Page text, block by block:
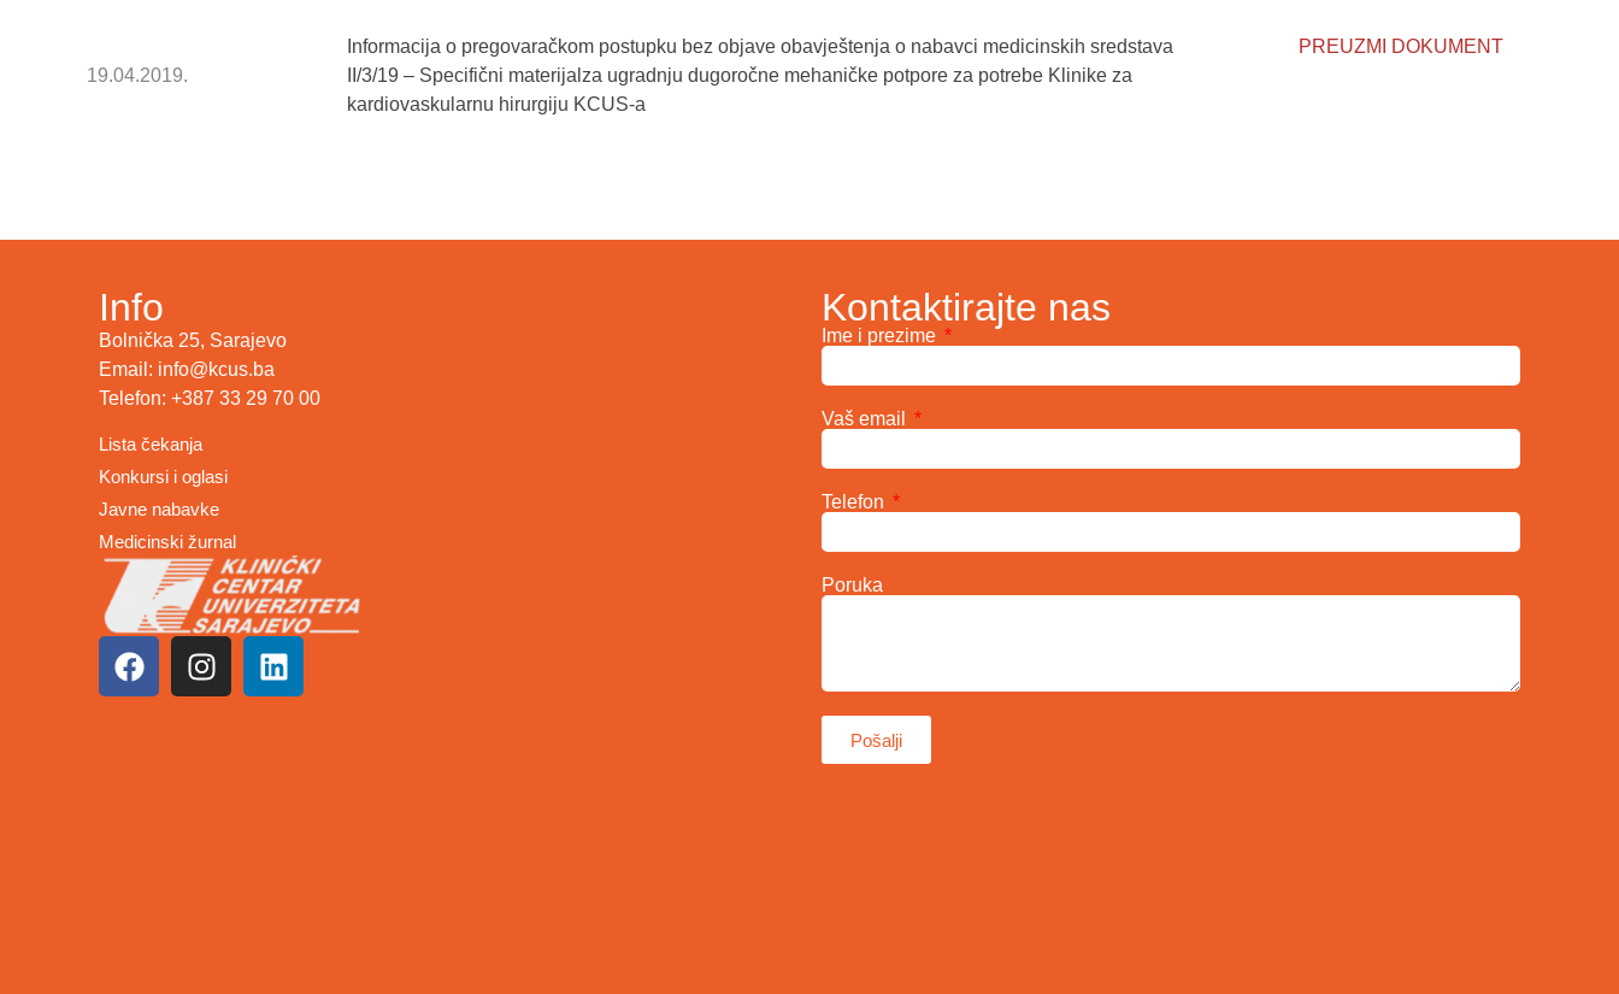
19.04.2019.
Informacija o pregovaračkom postupku bez objave obavještenja o nabavci medicinskih sredstava
II/3/19 – Specifični materijalza ugradnju dugoročne mehaničke potpore za potrebe Klinike za
kardiovaskularnu hirurgiju KCUS-a
PREUZMI DOKUMENT
Info
Bolnička 25, Sarajevo
Email: info@kcus.ba
Telefon: +387 33 29 70 00
Lista čekanja
Konkursi i oglasi
Javne nabavke
Medicinski žurnal
Kontaktirajte nas
Ime i prezime
Vaš email
Telefon
Poruka
Pošalji